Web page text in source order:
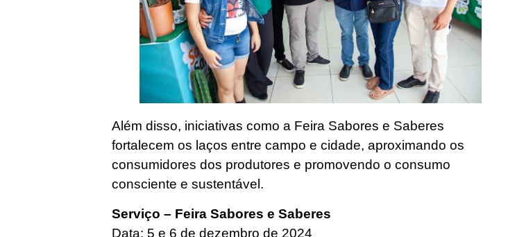
Além disso, iniciativas como a Feira Sabores e Saberes
fortalecem os laços entre campo e cidade, aproximando os
consumidores dos produtores e promovendo o consumo
consciente e sustentável.
Serviço – Feira Sabores e Saberes
Data: 5 e 6 de dezembro de 2024